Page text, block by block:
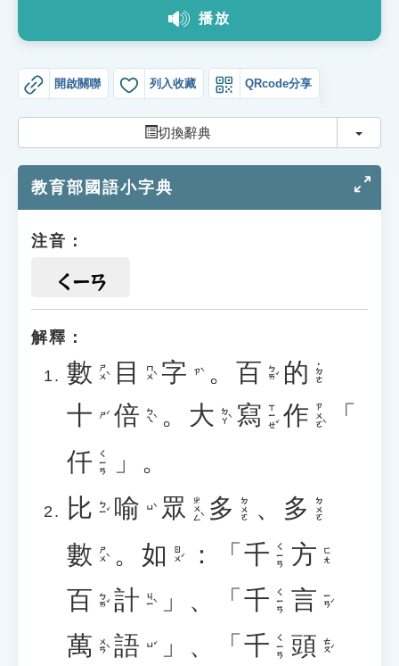
教學應用
貓頭鷹博士
播放
開啟關聯 列入收藏 QRcode分享
切換辭典 切換
教育部國語小字典
注音：
ㄑㄧㄢ
解釋：
數 ㄕㄨˋ 目 ㄇㄨˋ 字 ㄗˋ 。 百 ㄅㄞˇ 的 ˙ㄉㄜ
十 ㄕˊ 倍 ㄅㄟˋ 。 大 ㄉㄚˋ 寫 ㄒㄧㄝˇ 作 ㄗㄨㄛˋ
「
仟 ㄑㄧㄢ
」。
比 ㄅㄧˇ 喻 ㄩˋ 眾 ㄓㄨㄥˋ 多 ㄉㄨㄛ 、 多 ㄉㄨㄛ
數 ㄕㄨˋ 。 如 ㄖㄨˊ ：「 千 ㄑㄧㄢ 方 ㄈㄤ
百 ㄅㄞˇ 計 ㄐㄧˋ 」、「 千 ㄑㄧㄢ 言 ㄧㄢˊ
萬 ㄨㄢˋ 語 ㄩˇ 」、「 千 ㄑㄧㄢ 頭 ㄊㄡˊ